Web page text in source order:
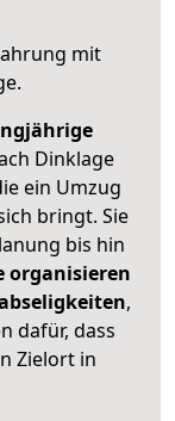
mit
.
Dinklage
ein Umzug
bringt. Sie
bis hin
organisieren
,
dafür, dass
Zielort in